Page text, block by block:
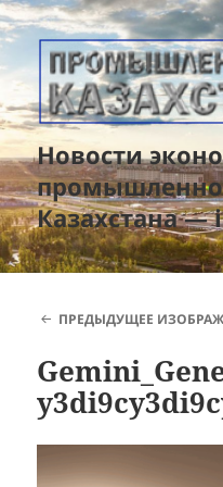
Новости
Казахстана —
ПРЕДЫДУЩЕЕ